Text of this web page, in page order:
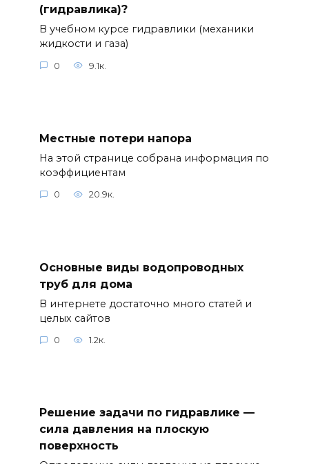
(гидравлика)?
В учебном курсе гидравлики (механики
жидкости и газа)
0 9.1к.
Местные потери напора
На этой странице собрана информация по
коэффициентам
0 20.9к.
Основные виды водопроводных
труб для дома
В интернете достаточно много статей и
целых сайтов
0 1.2к.
Решение задачи по гидравлике —
сила давления на плоскую
поверхность